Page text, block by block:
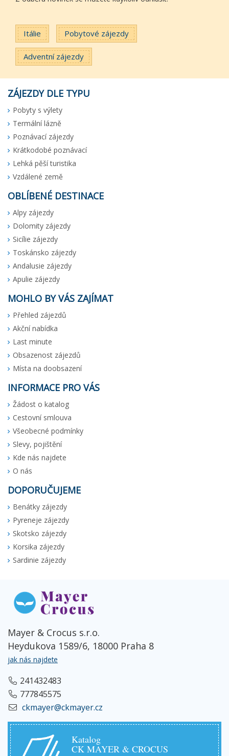
Itálie Pobytové zájezdy
Adventní zájezdy
ZÁJEZDY DLE TYPU
Pobyty s výlety
Termální lázně
Poznávací zájezdy
Krátkodobé poznávací
Lehká pěší turistika
Vzdálené země
OBLÍBENÉ DESTINACE
Alpy zájezdy
Dolomity zájezdy
Sicílie zájezdy
Toskánsko zájezdy
Andalusie zájezdy
Apulie zájezdy
MOHLO BY VÁS ZAJÍMAT
Přehled zájezdů
Akční nabídka
Last minute
Obsazenost zájezdů
Místa na doobsazení
INFORMACE PRO VÁS
Žádost o katalog
Cestovní smlouva
Všeobecné podmínky
Slevy, pojištění
Kde nás najdete
O nás
DOPORUČUJEME
Benátky zájezdy
Pyreneje zájezdy
Skotsko zájezdy
Korsika zájezdy
Sardinie zájezdy
Mayer & Crocus s.r.o.
Heydukova 1589/6, 18000 Praha 8
jak nás najdete
241432483
777845575
ckmayer@ckmayer.cz
Katalog
CK MAYER & CROCUS